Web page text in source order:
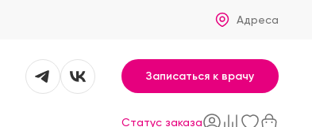
Адреса
Записаться к врачу
Статус заказа